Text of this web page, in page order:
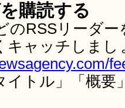
購読する
のRSSリーダ
キャッチしま
イトル」「概要